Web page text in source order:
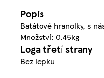
Popis
Batátové hranolky, s
Množství: 0.45kg
Loga třetí strany
Bez lepku